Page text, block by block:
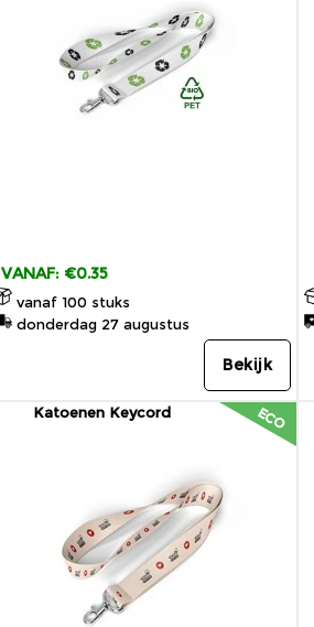
VANAF: €0.35
vanaf 100 stuks
donderdag 27 augustus
Bekijk
ECO
Katoenen Keycord